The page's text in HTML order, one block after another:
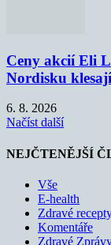
Ceny akcií Eli
Nordisku klesají
6. 8. 2026
Načíst další
NEJČTENĚJŠÍ
Vše
E-health
Zdravé
Komentáře
Zdravé